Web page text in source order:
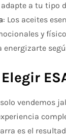
a tu tipo
: Los aceites
y
energizarte
solo vendemos
es el